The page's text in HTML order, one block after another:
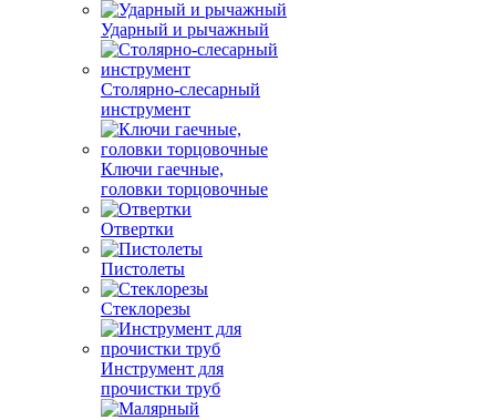
Ударный и рычажный
Столярно-слесарный
инструмент
Ключи гаечные,
головки торцовочные
Отвертки
Пистолеты
Стеклорезы
Инструмент для
прочистки труб